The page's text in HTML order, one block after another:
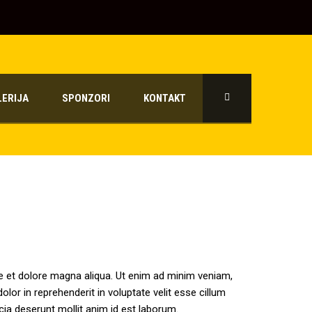
SPONZORI KONTAKT
dolore magna aliqua. Ut enim ad minim veniam,
in reprehenderit in voluptate velit esse cillum
deserunt mollit anim id est laborum.